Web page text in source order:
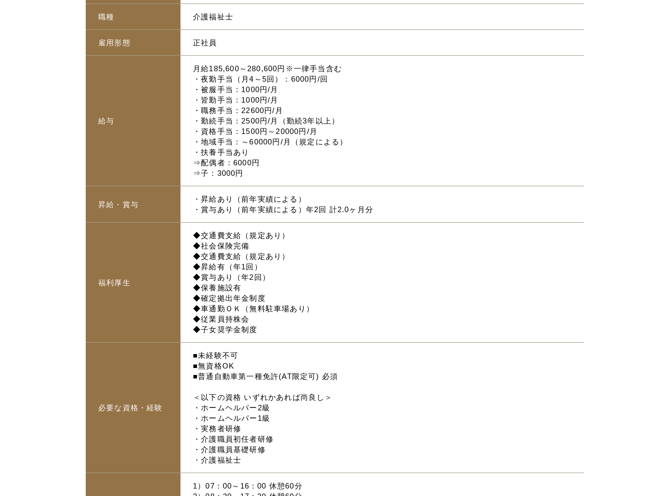
職種 介護福祉士
雇用形態 正社員
給与
月給185,600～280,600円※一律手当含む
・夜勤手当（月4～5回）：6000円/回
・被服手当：1000円/月
・皆勤手当：1000円/月
・職務手当：22600円/月
・勤続手当：2500円/月（勤続3年以上）
・資格手当：1500円～20000円/月
・地域手当：～60000円/月（規定による）
・扶養手当あり
⇒配偶者：6000円
⇒子：3000円
昇給・賞与
・昇給あり（前年実績による）
・賞与あり（前年実績による）年2回 計2.0ヶ月分
福利厚生
◆交通費支給（規定あり）
◆社会保険完備
◆交通費支給（規定あり）
◆昇給有（年1回）
◆賞与あり（年2回）
◆保養施設有
◆確定拠出年金制度
◆車通勤ＯＫ（無料駐車場あり）
◆従業員持株会
◆子女奨学金制度
必要な資格・経験
■未経験不可
■無資格OK
■普通自動車第一種免許(AT限定可) 必須
＜以下の資格 いずれかあれば尚良し＞
・ホームヘルパー2級
・ホームヘルパー1級
・実務者研修
・介護職員初任者研修
・介護職員基礎研修
・介護福祉士
1）07：00～16：00 休憩60分